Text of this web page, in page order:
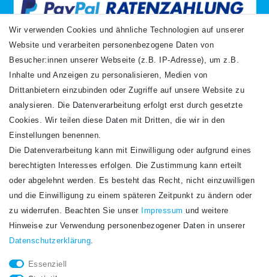
VERSANDARTEN
Newsletter
Honig
Hiermit bestätige ich, dass ich dieDaten­schutz­erklärunggelesen habe. Meine
Wir verwenden Cookies und ähnliche Technologien auf unserer
Website und verarbeiten personenbezogene Daten von
Besucher:innen unserer Webseite (z.B. IP-Adresse), um z.B.
Inhalte und Anzeigen zu personalisieren, Medien von
Drittanbietern einzubinden oder Zugriffe auf unsere Website zu
analysieren. Die Datenverarbeitung erfolgt erst durch gesetzte
Cookies. Wir teilen diese Daten mit Dritten, die wir in den
Einstellungen benennen.
Die Datenverarbeitung kann mit Einwilligung oder aufgrund eines
berechtigten Interesses erfolgen. Die Zustimmung kann erteilt
oder abgelehnt werden. Es besteht das Recht, nicht einzuwilligen
und die Einwilligung zu einem späteren Zeitpunkt zu ändern oder
zu widerrufen. Beachten Sie unser
Impressum und weitere
Hinweise zur Verwendung personenbezogener Daten in unserer
Daten­schutz­erklärung.
Essenziell